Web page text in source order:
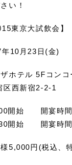
い！
東京大試飲会】
10月23日(金)
ホテル 5Fコンコ
西新宿2-2-1
00開始 開宴時
30開始 開宴時
5,000円(税込、